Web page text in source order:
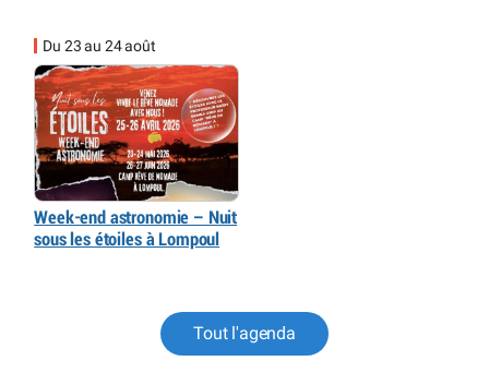
Du 23 au 24 août
Week-end astronomie – Nuit
sous les étoiles à Lompoul
Tout l'agenda